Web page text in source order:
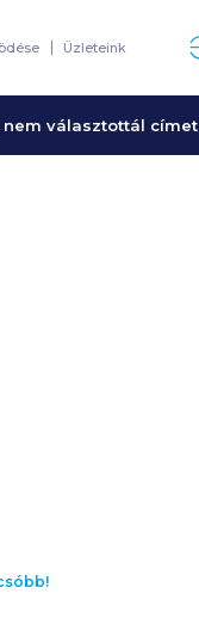
Üzleteink
nem választottál címet